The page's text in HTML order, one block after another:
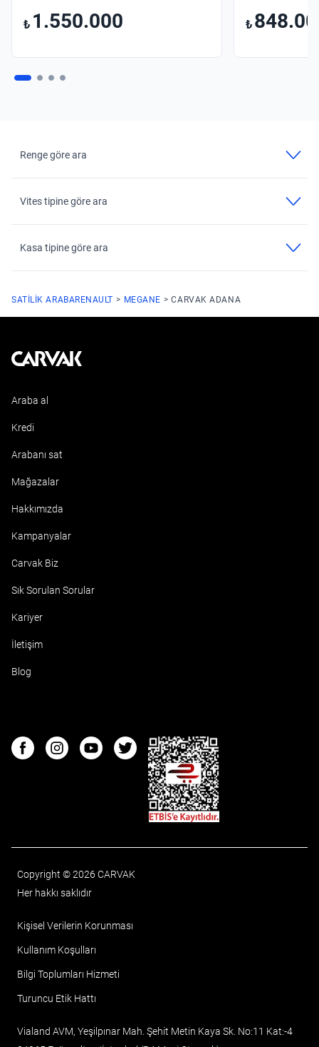
₺ 1.550.000 ₺
Renge göre ara
Vites tipine göre ara
Kasa tipine göre ara
SATILIK ARABARENAULT MEGANE CARVAK ADANA
Kavak
Araba al
Kredi
Arabanı sat
Mağazalar
Hakkımızda
Kampanyalar
Carvak Biz
Sık Sorulan Sorular
Kariyer
İletişim
Blog
FacebookInstagramYoutubeTwitter
ETBIS
Copyright © 2026 CARVAK
Her hakkı saklıdır
Kişisel Verilerin Korunması
Kullanım Koşulları
Bilgi Toplumları Hizmeti
Turuncu Etik Hattı
Vialand AVM, Yeşilpınar Mah. Şehit Metin Kaya Sk. No:11 Kat:-4